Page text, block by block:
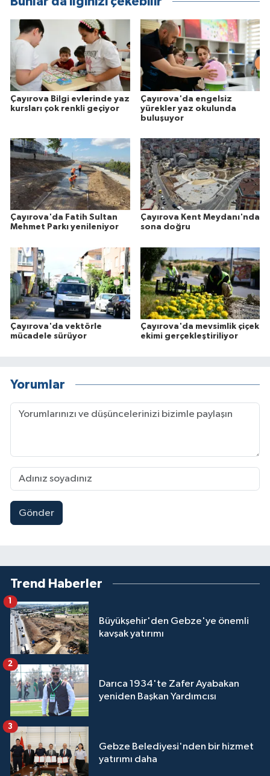
Çayırova Bilgi evlerinde yaz
kursları çok renkli geçiyor
Çayırova'da engelsiz
yürekler yaz okulunda
buluşuyor
Çayırova'da Fatih Sultan
Mehmet Parkı yenileniyor
Çayırova Kent Meydanı'nda
sona doğru
Çayırova'da vektörle
mücadele sürüyor
Çayırova'da mevsimlik çiçek
ekimi gerçekleştiriliyor
Yorumlar
Gönder
Trend Haberler
Büyükşehir'den Gebze'ye önemli
kavşak yatırımı
1
Darıca 1934'te Zafer Ayabakan
yeniden Başkan Yardımcısı
2
Gebze Belediyesi'nden bir hizmet
yatırımı daha
3